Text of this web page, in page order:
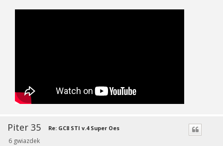
Piter 35
6 gwiazdek
Re: GC8 STI v.4 Super Oes